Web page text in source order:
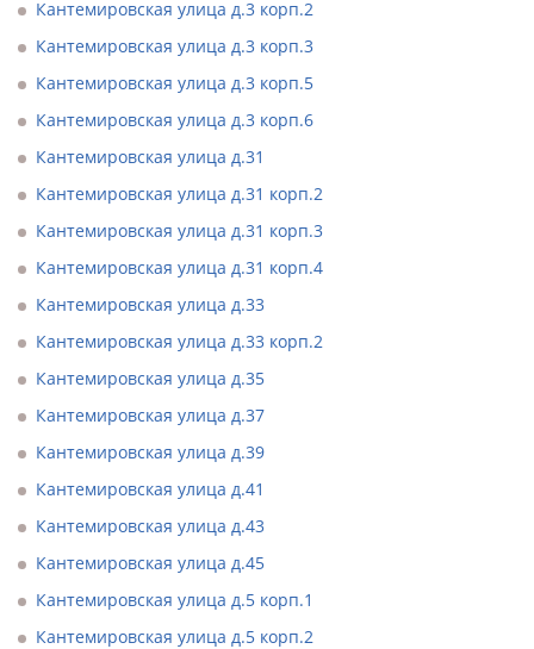
Кантемировская улица д.3 корп.2
Кантемировская улица д.3 корп.3
Кантемировская улица д.3 корп.5
Кантемировская улица д.3 корп.6
Кантемировская улица д.31
Кантемировская улица д.31 корп.2
Кантемировская улица д.31 корп.3
Кантемировская улица д.31 корп.4
Кантемировская улица д.33
Кантемировская улица д.33 корп.2
Кантемировская улица д.35
Кантемировская улица д.37
Кантемировская улица д.39
Кантемировская улица д.41
Кантемировская улица д.43
Кантемировская улица д.45
Кантемировская улица д.5 корп.1
Кантемировская улица д.5 корп.2